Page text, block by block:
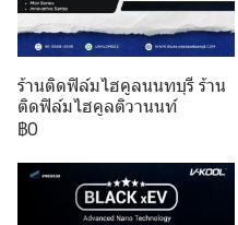
ร้านติดฟิล์มไฮคูลนนทบุรี ร้าน
ติดฟิล์มไฮคูลติวานนท์
฿0